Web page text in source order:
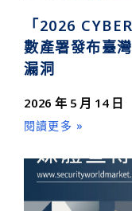
「2026
數產署發布臺
漏洞
2026 年 5 月 14 日
閱讀更多 »